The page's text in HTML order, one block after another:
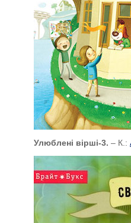
Улюблені вірші-3. – К.: